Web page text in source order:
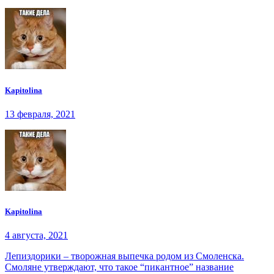
Kapitolina
13 февраля, 2021
Kapitolina
4 августа, 2021
Лепиздорики – творожная выпечка родом из Смоленска.
Смоляне утверждают, что такое “пикантное” название